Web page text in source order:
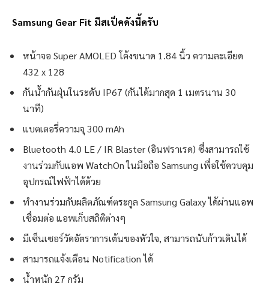
Samsung Gear Fit มีสเป็คดังนี้ครับ
หน้าจอ Super AMOLED โค้งขนาด 1.84 นิ้ว ความละเอียด
432 x 128
กันน้ำกันฝุ่นในระดับ IP67 (กันได้มากสุด 1 เมตรนาน 30
นาที)
แบตเตอรี่ความจุ 300 mAh
Bluetooth 4.0 LE / IR Blaster (อินฟราเรด) ซึ่งสามารถใช้
งานร่วมกับแอพ WatchOn ในมือถือ Samsung เพื่อใช้ควบคุม
อุปกรณ์ไฟฟ้าได้ด้วย
ทำงานร่วมกับผลิตภัณฑ์ตระกูล Samsung Galaxy ได้ผ่านแอพ
เชื่อมต่อ แอพเก็บสถิติต่างๆ
มีเซ็นเซอร์วัดอัตราการเต้นของหัวใจ, สามารถนับก้าวเดินได้
สามารถแจ้งเตือน Notification ได้
น้ำหนัก 27 กรัม